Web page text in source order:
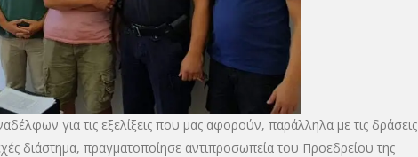
για τις εξελίξεις που μας αφορούν, παράλληλα με τις δράσεις
διάστημα, πραγματοποίησε αντιπροσωπεία του Προεδρείου της